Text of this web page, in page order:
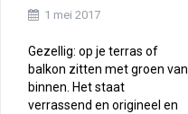
1 mei 2017
Gezellig: op je terras of
balkon zitten met groen van
binnen. Het staat
verrassend en origineel en